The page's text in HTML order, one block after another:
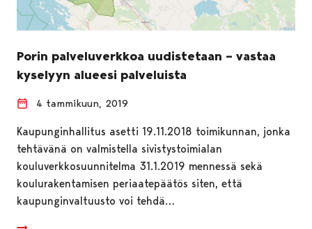
Porin palveluverkkoa uudistetaan – vastaa
kyselyyn alueesi palveluista
4 tammikuun, 2019
Kaupunginhallitus asetti 19.11.2018 toimikunnan, jonka
tehtävänä on valmistella sivistystoimialan
kouluverkkosuunnitelma 31.1.2019 mennessä sekä
koulurakentamisen periaatepäätös siten, että
kaupunginvaltuusto voi tehdä…